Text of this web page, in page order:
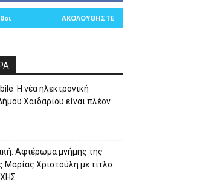
ΑΚΟΛΟΥΘΉΣΤΕ
Η νέα ηλεκτρονική
Χαϊδαρίου είναι πλέον
Αφιέρωμα μνήμης της
Μαρίας Χριστούλη με τίτλο: